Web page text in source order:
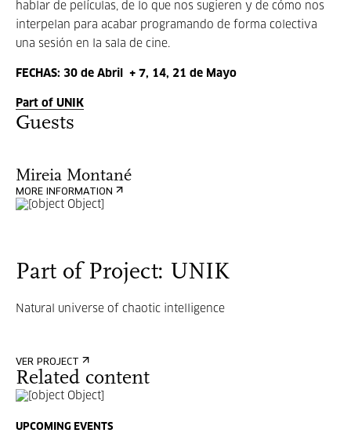
hablar de películas, de lo que nos sugieren y de cómo nos
interpelan para acabar programando de forma colectiva
una sesión en la sala de cine.
FECHAS: 30 de Abril + 7, 14, 21 de Mayo
Part of UNIK
Guests
Mireia Montané
MORE INFORMATION
Part of Project: UNIK
Natural universe of chaotic intelligence
VER PROJECT
Related content
UPCOMING EVENTS